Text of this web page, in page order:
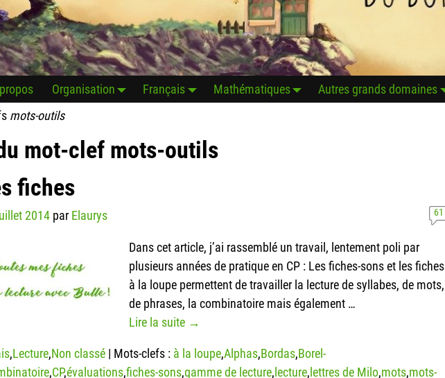
Organisation Français Mathématiques Autres grands domaines
mots-outils
mot-clef mots-outils
fiches
2014 par Elaurys 61
Dans cet article, j’ai rassemblé un travail, lentement poli par
plusieurs années de pratique en CP : Les fiches-sons et les fiches
à la loupe permettent de travailler la lecture de syllabes, de mots,
de phrases, la combinatoire mais également …
Lire la suite →
,Lecture,Non classé | Mots-clefs : à la loupe,Alphas,Bordas,Borel-
,CP,évaluations,fiches-sons,gamme de lecture, lecture, lettres de Milo,mots,mots-